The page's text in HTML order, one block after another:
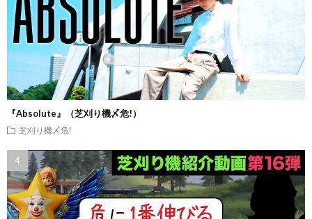
『Absolute』（芝刈り機〆危!）
芝刈り機〆危!